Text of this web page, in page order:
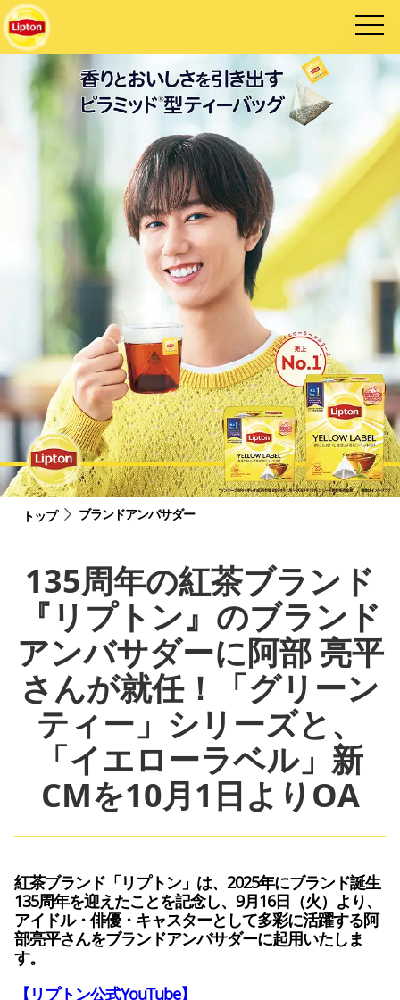
トップ ブランドアンバサダー
135周年の紅茶ブランド
『リプトン』のブランド
アンバサダーに阿部 亮平
さんが就任！「グリーン
ティー」シリーズと、
「イエローラベル」新
CMを10月1日よりOA
紅茶ブランド「リプトン」は、2025年にブランド誕生
135周年を迎えたことを記念し、9月16日（火）より、
アイドル・俳優・キャスターとして多彩に活躍する阿
部亮平さんをブランドアンバサダーに起用いたしま
す。
【リプトン公式YouTube】